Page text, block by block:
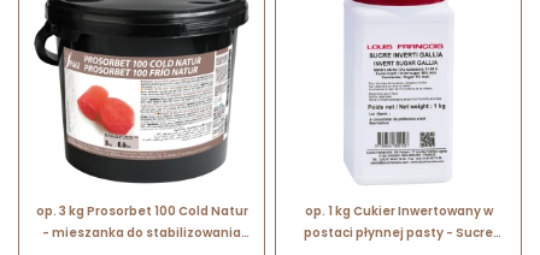
op. 3 kg Prosorbet 100 Cold Natur
- mieszanka do stabilizowania
op. 1 kg Cukier Inwertowany w
postaci płynnej pasty - Sucre